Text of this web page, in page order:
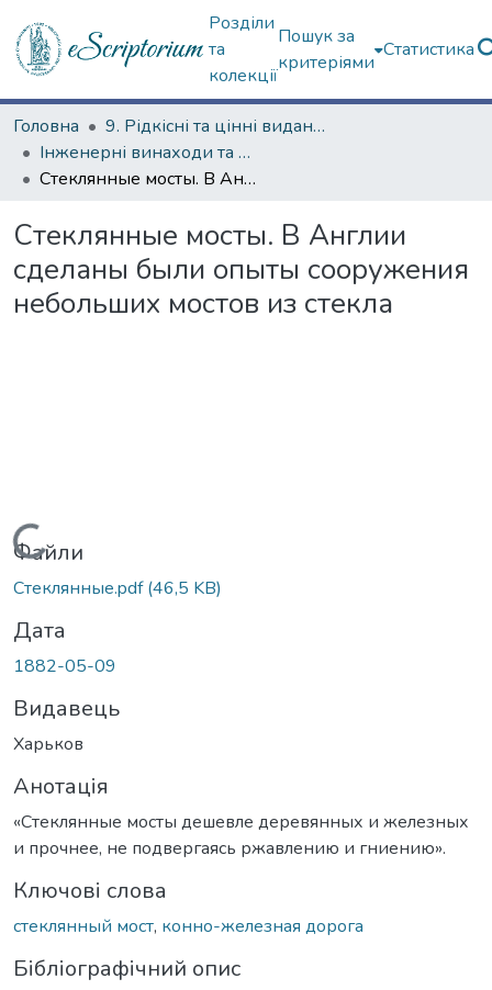
Розділи
та
колекції
Пошук за
критеріями
Статистика
Головна
9. Рідкісні та цінні видання
Інженерні винаходи та помилки (сторінками періодичних видань)
Стеклянные мосты. В Англии сделаны были опыты сооружения небольших мостов из стекла
Стеклянные мосты. В Англии
сделаны были опыты сооружения
небольших мостов из стекла
Вантажиться...
Файли
Стеклянные.pdf(46,5 KB)
Дата
1882-05-09
Видавець
Харьков
Анотація
«Стеклянные мосты дешевле деревянных и железных
и прочнее, не подвергаясь ржавлению и гниению».
Ключові слова
стеклянный мост, конно-железная дорога
Бібліографічний опис